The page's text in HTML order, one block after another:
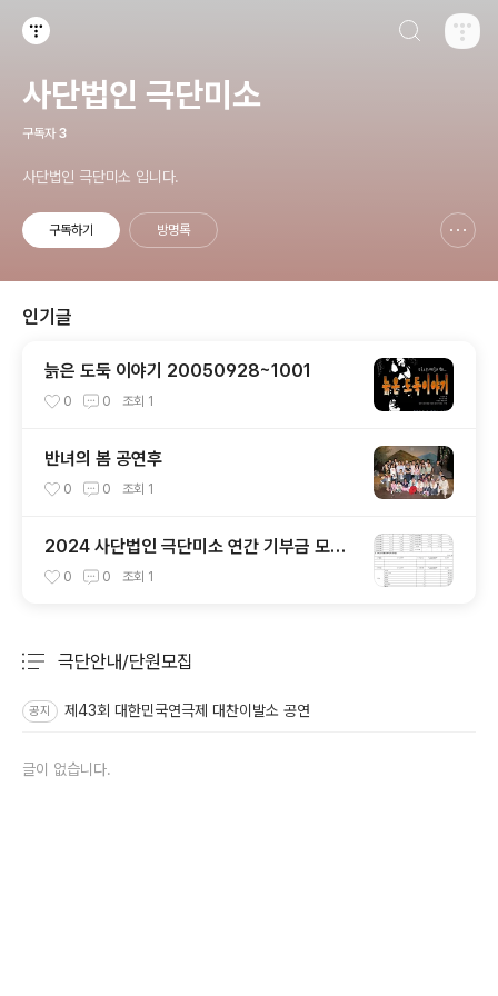
사단법인 극단미소
구독자 3
사단법인 극단미소 입니다.
구독하기 방명록
인기글
늙은 도둑 이야기 20050928~1001
0 0 조회 1
반녀의 봄 공연후
0 0 조회 1
2024 사단법인 극단미소 연간 기부금 모금
액 및 활동실적
0 0 조회 1
극단안내/단원모집
공지 제43회 대한민국연극제 대찬이발소 공연
글이 없습니다.